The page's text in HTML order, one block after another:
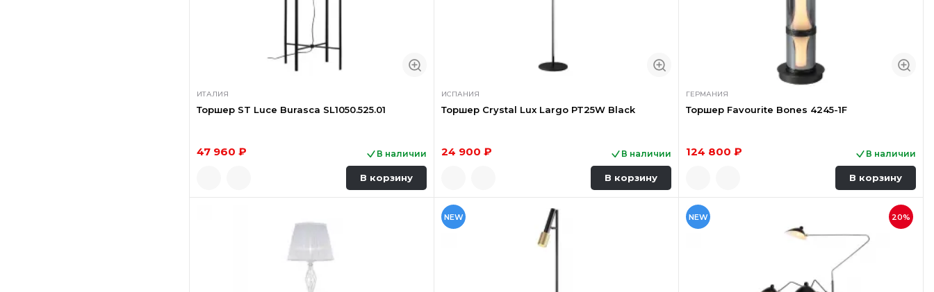
ИТАЛИЯ
Торшер ST Luce Burasca SL1050.525.01
47 960 ₽ В наличии
В корзину
ИСПАНИЯ
Торшер Crystal Lux Largo PT25W Black
24 900 ₽ В наличии
В корзину
ГЕРМАНИЯ
Торшер Favourite Bones 4245-1F
124 800 ₽ В наличии
В корзину
NEW NEW 20%